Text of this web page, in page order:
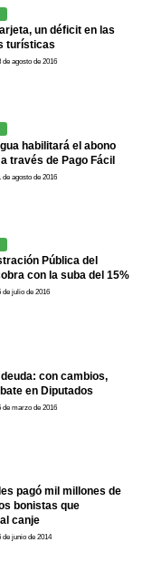
un déficit en las
turísticas
de agosto de 2016
habilitará el abono
través de Pago Fácil
de agosto de 2016
Pública del
con la suba del 15%
de julio de 2016
con cambios,
en Diputados
de marzo de 2016
pagó mil millones de
bonistas que
canje
de junio de 2014